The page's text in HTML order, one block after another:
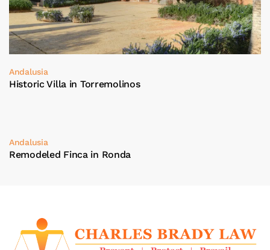
Andalusia
Historic Villa in Torremolinos
Andalusia
Remodeled Finca in Ronda